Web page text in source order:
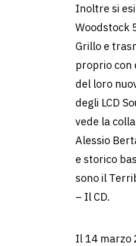
Inoltre si
Woodstock
Grillo e
proprio
del loro
degli LCD
vede la
Alessio
e storico
sono il
– Il CD.
Il 14 marzo